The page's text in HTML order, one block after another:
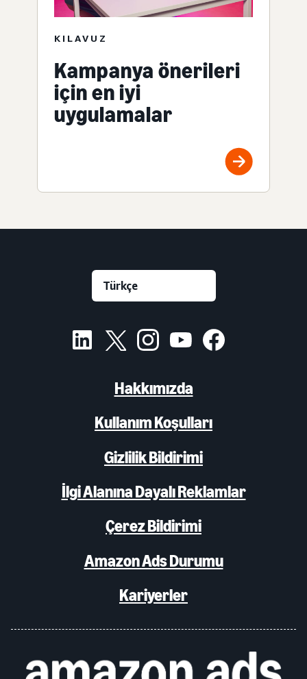
KILAVUZ
Kampanya önerileri
için en iyi
uygulamalar
Hakkımızda
Kullanım Koşulları
Gizlilik Bildirimi
İlgi Alanına Dayalı Reklamlar
Çerez Bildirimi
Amazon Ads Durumu
Kariyerler